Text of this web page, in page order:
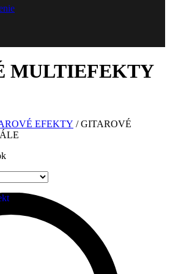
MULTIEFEKTY
EFEKTY / GITAROVÉ